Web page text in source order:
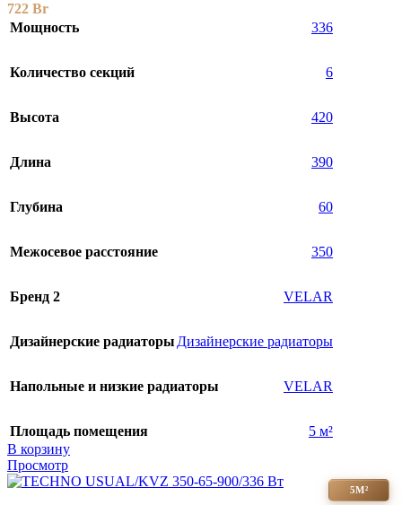
722 Br
Мощность
336
Количество секций 6
Высота 420
Длина 390
Глубина 60
Межосевое расстояние 350
Бренд 2 VELAR
Дизайнерские радиаторы Дизайнерские радиаторы
Напольные и низкие радиаторы VELAR
Площадь помещения
5 м²
В корзину
Просмотр
5М²